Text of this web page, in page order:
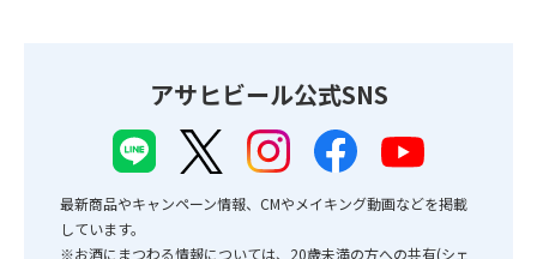
アサヒビール公式SNS
最新商品やキャンペーン情報、CMやメイキング動画などを掲載
しています。
※お酒にまつわる情報については、20歳未満の方への共有(シェ